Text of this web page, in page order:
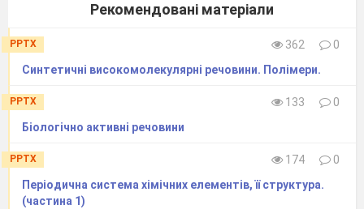
Рекомендовані матеріали
PPTX 362
0
Синтетичні високомолекулярні речовини. Полімери.
PPTX 133
0
Біологічно активні речовини
PPTX 174
0
Періодична система хімічних елементів, її структура.
(частина 1)